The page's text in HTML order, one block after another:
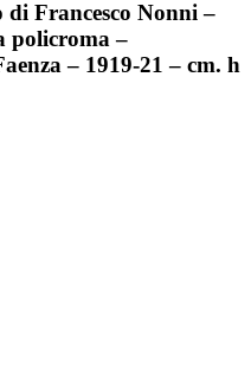
Francesco Nonni –
policroma –
– 1919-21 – cm. h